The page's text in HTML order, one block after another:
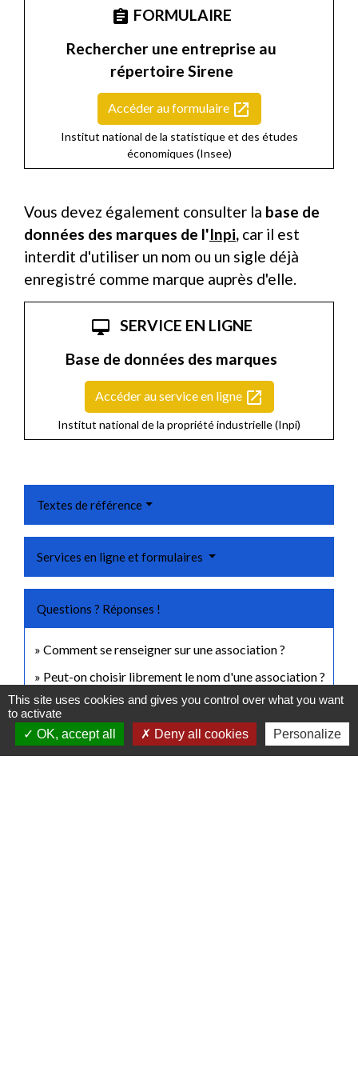
assignment FORMULAIRE
Rechercher une entreprise au
répertoire Sirene
Accéder au formulaire open_in_new
Institut national de la statistique et des études
économiques (Insee)
Vous devez également consulter la base de
données des marques de l'Inpi, car il est
interdit d'utiliser un nom ou un sigle déjà
enregistré comme marque auprès d'elle.
desktop_mac
SERVICE EN LIGNE
Base de données des marques
Accéder au service en ligne open_in_new
Institut national de la propriété industrielle (Inpi)
Textes de référence
Services en ligne et formulaires
Questions ? Réponses !
Comment se renseigner sur une association ?
Peut-on choisir librement le nom d'une association ?
Faut-il protéger le nom d'une association ?
Signaler une erreur sur cette page
This site uses cookies and gives you control over what you want
to activate
OK, accept all
Deny all cookies Personalize